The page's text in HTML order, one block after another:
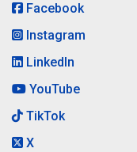
Facebook
Instagram
LinkedIn
YouTube
TikTok
X